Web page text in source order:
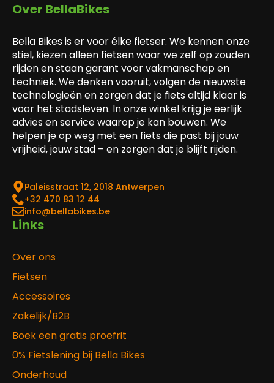
Over BellaBikes
Bella Bikes is er voor élke fietser. We kennen onze
stiel, kiezen alleen fietsen waar we zelf op zouden
rijden en staan garant voor vakmanschap en
techniek. We denken vooruit, volgen de nieuwste
technologieën en zorgen dat je fiets altijd klaar is
voor het stadsleven. In onze winkel krijg je eerlijk
advies en service waarop je kan bouwen. We
helpen je op weg met een fiets die past bij jouw
vrijheid, jouw stad – en zorgen dat je blijft rijden.
Paleisstraat 12, 2018 Antwerpen
‎+32 470 83 12 44
info@bellabikes.be
Links
Over ons
Fietsen
Accessoires
Zakelijk/B2B
Boek een gratis proefrit
0% Fietslening bij Bella Bikes
Onderhoud